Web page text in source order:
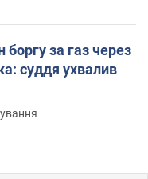
боргу за газ через
суддя ухвалив